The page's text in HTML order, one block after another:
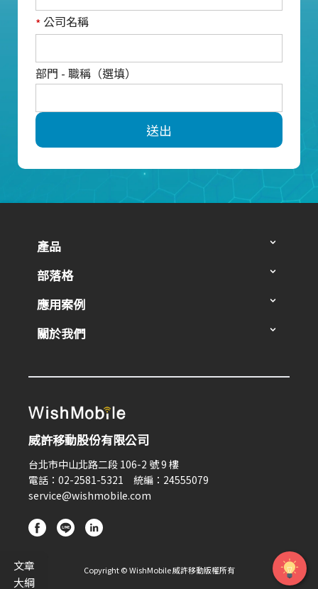
文章
大綱
* 公司名稱
部門 - 職稱（選填）
送出
產品
部落格
應用案例
關於我們
威許移動股份有限公司
台北市中山北路二段 106-2 號 9 樓
電話：02-2581-5321 統編：24555079
service@wishmobile.com
Copyright © WishMobile 威許移動版權所有